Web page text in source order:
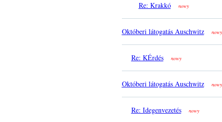
Re: Krakkó nowy
Októberi látogatás Auschwitz nowy
Re: KÉrdés nowy
Októberi látogatás Auschwitz nowy
Re: Idegenvezetés nowy